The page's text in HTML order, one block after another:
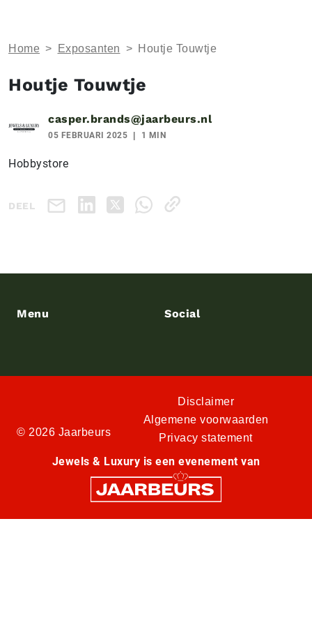
Home > Exposanten > Houtje Touwtje
Houtje Touwtje
casper.brands@jaarbeurs.nl
05 FEBRUARI 2025 1 MIN
Hobbystore
DEEL
Menu Social
© 2026 Jaarbeurs
Disclaimer
Algemene voorwaarden
Privacy statement
Jewels & Luxury is een evenement van